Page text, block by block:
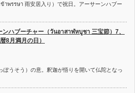
าพรรษา 雨安居入り）で祝日。アーサーンハブー
ンハブーチャー（วันอาสาฬหบูชา 三宝節）7、
8月満月の日）
うそう）の意。釈迦が悟りを開いて仏陀となっ